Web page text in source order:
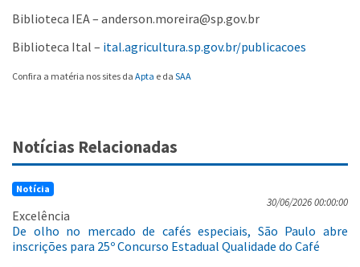
Biblioteca IEA – anderson.moreira@sp.gov.br
Biblioteca Ital – ital.agricultura.sp.gov.br/publicacoes
Confira a matéria nos sites da Apta e da SAA
Notícias Relacionadas
Notícia
30/06/2026 00:00:00
Excelência
De olho no mercado de cafés especiais, São Paulo abre
inscrições para 25º Concurso Estadual Qualidade do Café